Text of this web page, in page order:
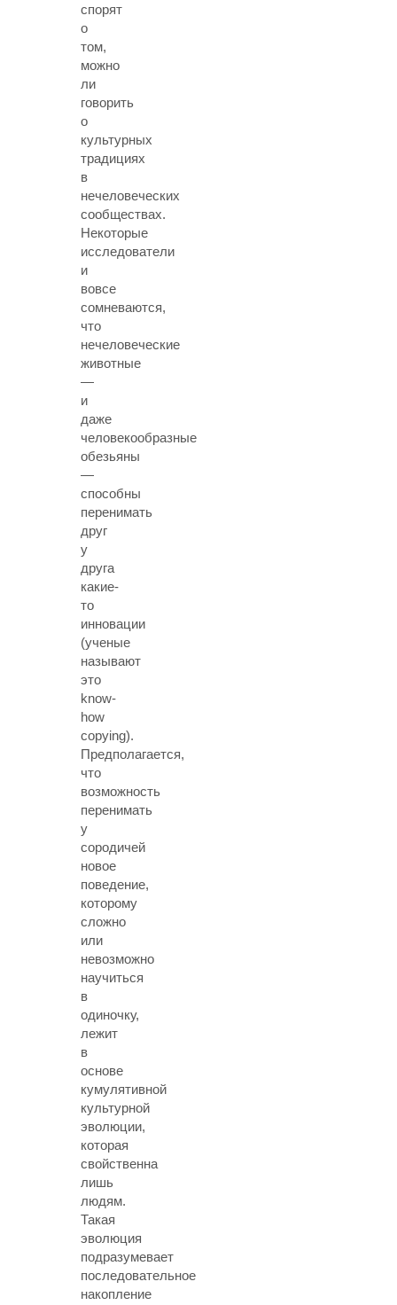
спорят
о
том,
можно
ли
говорить
о
культурных
традициях
в
нечеловеческих
сообществах.
Некоторые
исследователи
и
вовсе
сомневаются,
что
нечеловеческие
животные
—
и
даже
человекообразные
обезьяны
—
способны
перенимать
друг
у
друга
какие-
то
инновации
(ученые
называют
это
know-
how
copying).
Предполагается,
что
возможность
перенимать
у
сородичей
новое
поведение,
которому
сложно
или
невозможно
научиться
в
одиночку,
лежит
в
основе
кумулятивной
культурной
эволюции,
которая
свойственна
лишь
людям.
Такая
эволюция
подразумевает
последовательное
накопление